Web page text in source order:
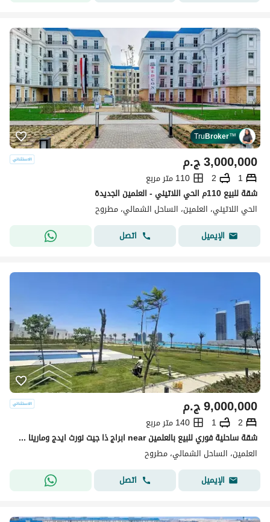
TruBroker™
ج.م3,000,000
1
2
110 متر مربع
شقة للبيع 110م الحي اللاتيني - العلمين الجديدة
الحي اللاتيني، العلمين، الساحل الشمالي، مطروح
الإيميل
اتصل
ج.م9,000,000
2
1
140 متر مربع
شقة ساحلية فوري للبيع بالعلمين near ابراج ذا جيت نورث ايدج ومارينا 5 تشطيب الترا لوكس استلام فوري عالمفتاح
العلمين، الساحل الشمالي، مطروح
الإيميل
اتصل